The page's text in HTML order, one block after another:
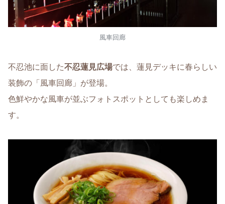
風車回廊
不忍池に面した不忍蓮見広場では、蓮見デッキに春らしい
装飾の「風車回廊」が登場。
色鮮やかな風車が並ぶフォトスポットとしても楽しめま
す。